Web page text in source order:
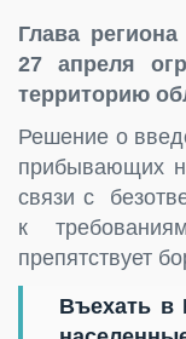
Глава
27 апреля
территорию
Решение о
прибывающих
связи с
к
препятствует
Въехать в